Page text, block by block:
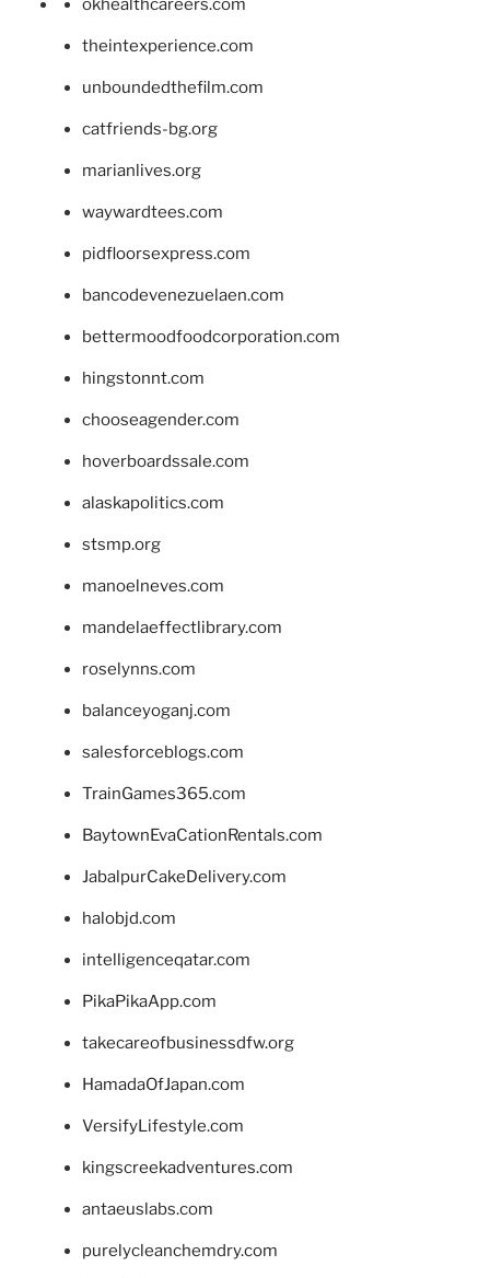
okhealthcareers.com
theintexperience.com
unboundedthefilm.com
catfriends-bg.org
marianlives.org
waywardtees.com
pidfloorsexpress.com
bancodevenezuelaen.com
bettermoodfoodcorporation.com
hingstonnt.com
chooseagender.com
hoverboardssale.com
alaskapolitics.com
stsmp.org
manoelneves.com
mandelaeffectlibrary.com
roselynns.com
balanceyoganj.com
salesforceblogs.com
TrainGames365.com
BaytownEvaCationRentals.com
JabalpurCakeDelivery.com
halobjd.com
intelligenceqatar.com
PikaPikaApp.com
takecareofbusinessdfw.org
HamadaOfJapan.com
VersifyLifestyle.com
kingscreekadventures.com
antaeuslabs.com
purelycleanchemdry.com